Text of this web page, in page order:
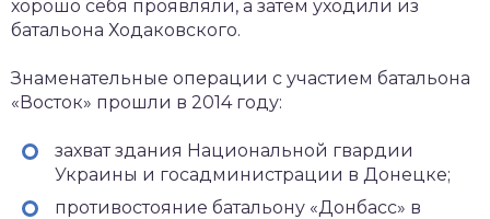
хорошо себя проявляли, а затем уходили из
батальона Ходаковского.
Знаменательные операции с участием батальона
«Восток» прошли в 2014 году:
захват здания Национальной гвардии
Украины и госадминистрации в Донецке;
противостояние батальону «Донбасс» в